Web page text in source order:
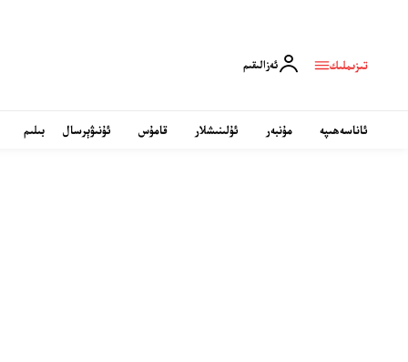
تىزىملىك ئەزالىقىم
ئاناسەھىپە مۇنبەر ئۇلىنىشلار قامۇس ئۇنىۋېرسال بىلىم